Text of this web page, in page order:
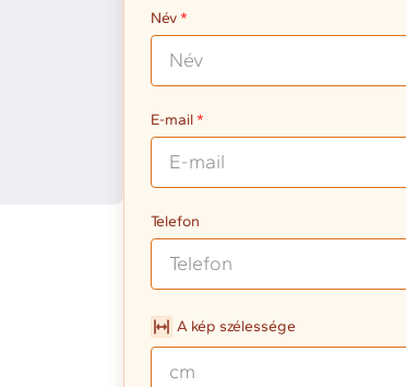
Név
E-mail
Telefon
A kép szélessége